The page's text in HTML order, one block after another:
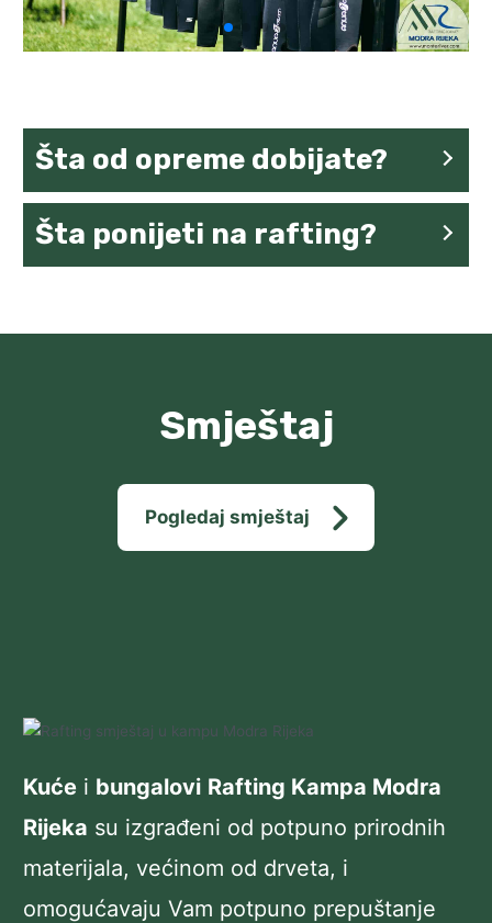
Šta od opreme dobijate?
Šta ponijeti na rafting?
Smještaj
Pogledaj smještaj
Kućei bungalovi Rafting Kampa Modra
Rijeka su izgrađeni od potpuno prirodnih
materijala, većinom od drveta, i
omogućavaju Vam potpuno prepuštanje